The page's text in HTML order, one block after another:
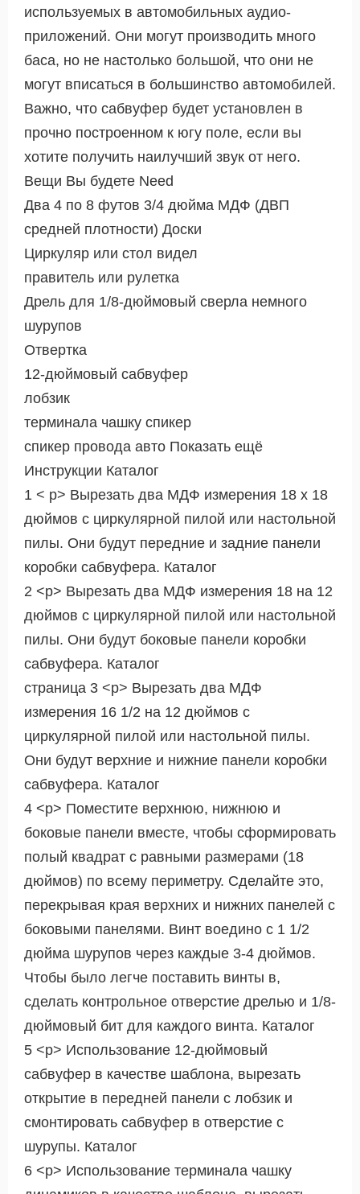
используемых в автомобильных аудио-
приложений. Они могут производить много
баса, но не настолько большой, что они не
могут вписаться в большинство автомобилей.
Важно, что сабвуфер будет установлен в
прочно построенном к югу поле, если вы
хотите получить наилучший звук от него.
Вещи Вы будете Need
Два 4 по 8 футов 3/4 дюйма МДФ (ДВП
средней плотности) Доски
Циркуляр или стол видел
правитель или рулетка
Дрель для 1/8-дюймовый сверла немного
шурупов
Отвертка
12-дюймовый сабвуфер
лобзик
терминала чашку спикер
спикер провода авто Показать ещё
Инструкции Каталог
1 < р> Вырезать два МДФ измерения 18 х 18
дюймов с циркулярной пилой или настольной
пилы. Они будут передние и задние панели
коробки сабвуфера. Каталог
2 <р> Вырезать два МДФ измерения 18 на 12
дюймов с циркулярной пилой или настольной
пилы. Они будут боковые панели коробки
сабвуфера. Каталог
страница 3 <р> Вырезать два МДФ
измерения 16 1/2 на 12 дюймов с
циркулярной пилой или настольной пилы.
Они будут верхние и нижние панели коробки
сабвуфера. Каталог
4 <р> Поместите верхнюю, нижнюю и
боковые панели вместе, чтобы сформировать
полый квадрат с равными размерами (18
дюймов) по всему периметру. Сделайте это,
перекрывая края верхних и нижних панелей с
боковыми панелями. Винт воедино с 1 1/2
дюйма шурупов через каждые 3-4 дюймов.
Чтобы было легче поставить винты в,
сделать контрольное отверстие дрелью и 1/8-
дюймовый бит для каждого винта. Каталог
5 <р> Использование 12-дюймовый
сабвуфер в качестве шаблона, вырезать
открытие в передней панели с лобзик и
смонтировать сабвуфер в отверстие с
шурупы. Каталог
6 <р> Использование терминала чашку